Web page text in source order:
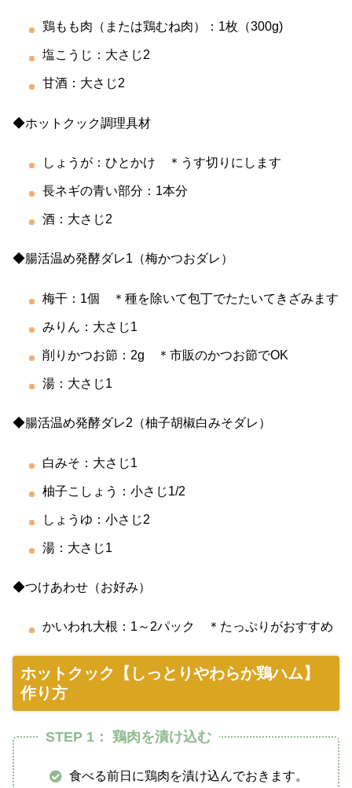
鶏もも肉（または鶏むね肉）：1枚（300g)
塩こうじ：大さじ2
甘酒：大さじ2
◆ホットクック調理具材
しょうが：ひとかけ ＊うす切りにします
長ネギの青い部分：1本分
酒：大さじ2
◆腸活温め発酵ダレ1（梅かつおダレ）
梅干：1個 ＊種を除いて包丁でたたいてきざみます
みりん：大さじ1
削りかつお節：2g ＊市販のかつお節でOK
湯：大さじ1
◆腸活温め発酵ダレ2（柚子胡椒白みそダレ）
白みそ：大さじ1
柚子こしょう：小さじ1/2
しょうゆ：小さじ2
湯：大さじ1
◆つけあわせ（お好み）
かいわれ大根：1～2パック ＊たっぷりがおすすめ
ホットクック【しっとりやわらか鶏ハム】
作り方
STEP 1： 鶏肉を漬け込む
食べる前日に鶏肉を漬け込んでおきます。